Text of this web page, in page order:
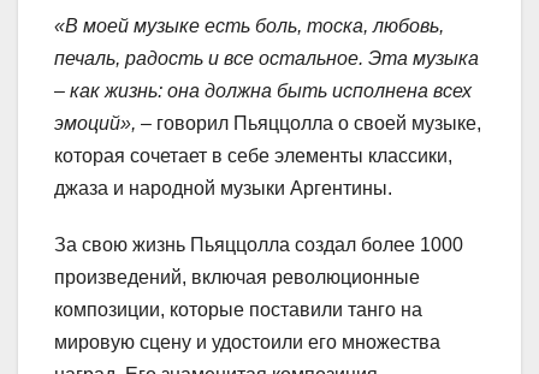
«В моей музыке есть боль, тоска, любовь,
печаль, радость и все остальное. Эта музыка
– как жизнь: она должна быть исполнена всех
эмоций», – говорил Пьяццолла о своей музыке,
которая сочетает в себе элементы классики,
джаза и народной музыки Аргентины.
За свою жизнь Пьяццолла создал более 1000
произведений, включая революционные
композиции, которые поставили танго на
мировую сцену и удостоили его множества